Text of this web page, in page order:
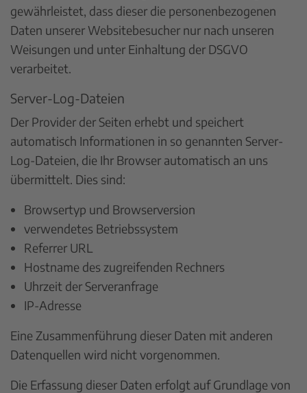
gewährleistet, dass dieser die personenbezogenen
Daten unserer Websitebesucher nur nach unseren
Weisungen und unter Einhaltung der DSGVO
verarbeitet.
Server-Log-Dateien
Der Provider der Seiten erhebt und speichert
automatisch Informationen in so genannten Server-
Log-Dateien, die Ihr Browser automatisch an uns
übermittelt. Dies sind:
Browsertyp und Browserversion
verwendetes Betriebssystem
Referrer URL
Hostname des zugreifenden Rechners
Uhrzeit der Serveranfrage
IP-Adresse
Eine Zusammenführung dieser Daten mit anderen
Datenquellen wird nicht vorgenommen.
Die Erfassung dieser Daten erfolgt auf Grundlage von